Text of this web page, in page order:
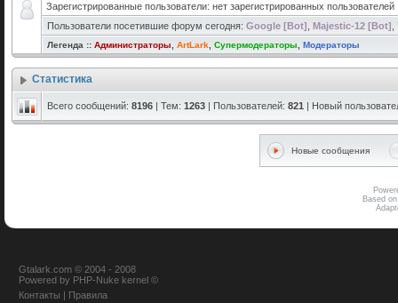
Зарегистрированные пользователи: нет зарегистрированных пользователей
Пользователи посетившие форум сегодня: Google [Bot] Majestic-12 [Bot]
Легенда :: Администраторы ArtLark Супермодераторы Модераторы
Статистика
Всего сообщений: 8196 | Тем: 1263 | Пользователей: 821 | Новый
Новые сообщения
Based
Gtalark.com © 2004 - 2008
Powered by PHP-Nuke kernel ©
Контакты | Правила